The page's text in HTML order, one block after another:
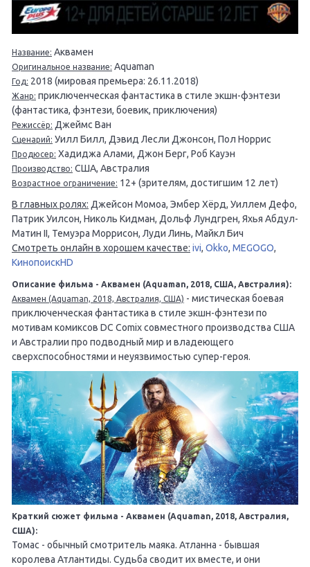
Название: Аквамен
Оригинальное название: Aquaman
Год: 2018 (мировая премьера: 26.11.2018)
Жанр: приключенческая фантастика в стиле экшн-фэнтези
(фантастика, фэнтези, боевик, приключения)
Режиссёр: Джеймс Ван
Сценарий: Уилл Билл, Дэвид Лесли Джонсон, Пол Норрис
Продюсер: Хадиджа Алами, Джон Берг, Роб Кауэн
Производство: США, Австралия
Возрастное ограничение: 12+ (зрителям, достигшим 12 лет)
В главных ролях: Джейсон Момоа, Эмбер Хёрд, Уиллем Дефо,
Патрик Уилсон, Николь Кидман, Дольф Лундгрен, Яхья Абдул-
Матин II, Темуэра Моррисон, Луди Линь, Майкл Бич
Смотреть онлайн в хорошем качестве: ivi, Okko, MEGOGO,
КинопоискHD
Описание фильма - Аквамен (Aquaman, 2018, США, Австралия):
Аквамен (Aquaman, 2018, Австралия, США) - мистическая боевая
приключенческая фантастика в стиле экшн-фэнтези по
мотивам комиксов DC Comix совместного производства США
и Австралии про подводный мир и владеющего
сверхспособностями и неуязвимостью супер-героя.
Краткий сюжет фильма - Аквамен (Aquaman, 2018, Австралия,
США):
Томас - обычный смотритель маяка. Атланна - бывшая
королева Атлантиды. Судьба сводит их вместе, и они